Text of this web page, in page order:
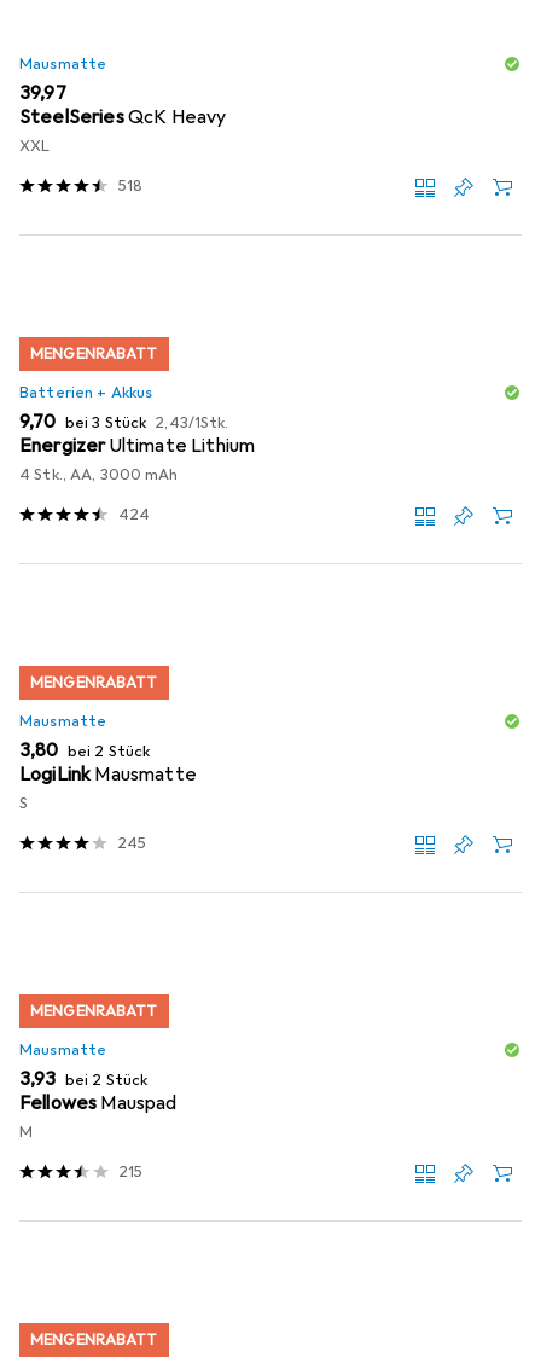
Mausmatte
EUR
39,97
SteelSeriesQcK Heavy
XXL
518
MENGENRABATT
Batterien + Akkus
EUR
9,70 bei 3 Stück EUR
2,43/1Stk.
EnergizerUltimate Lithium
4 Stk., AA, 3000 mAh
424
MENGENRABATT
Mausmatte
EUR
3,80 bei 2 Stück
LogiLinkMausmatte
S
245
MENGENRABATT
Mausmatte
EUR
3,93 bei 2 Stück
Fellowes Mauspad
M
215
MENGENRABATT